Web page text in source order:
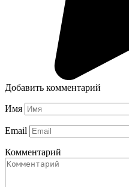
Добавить комментарий
Имя
Email
Комментарий